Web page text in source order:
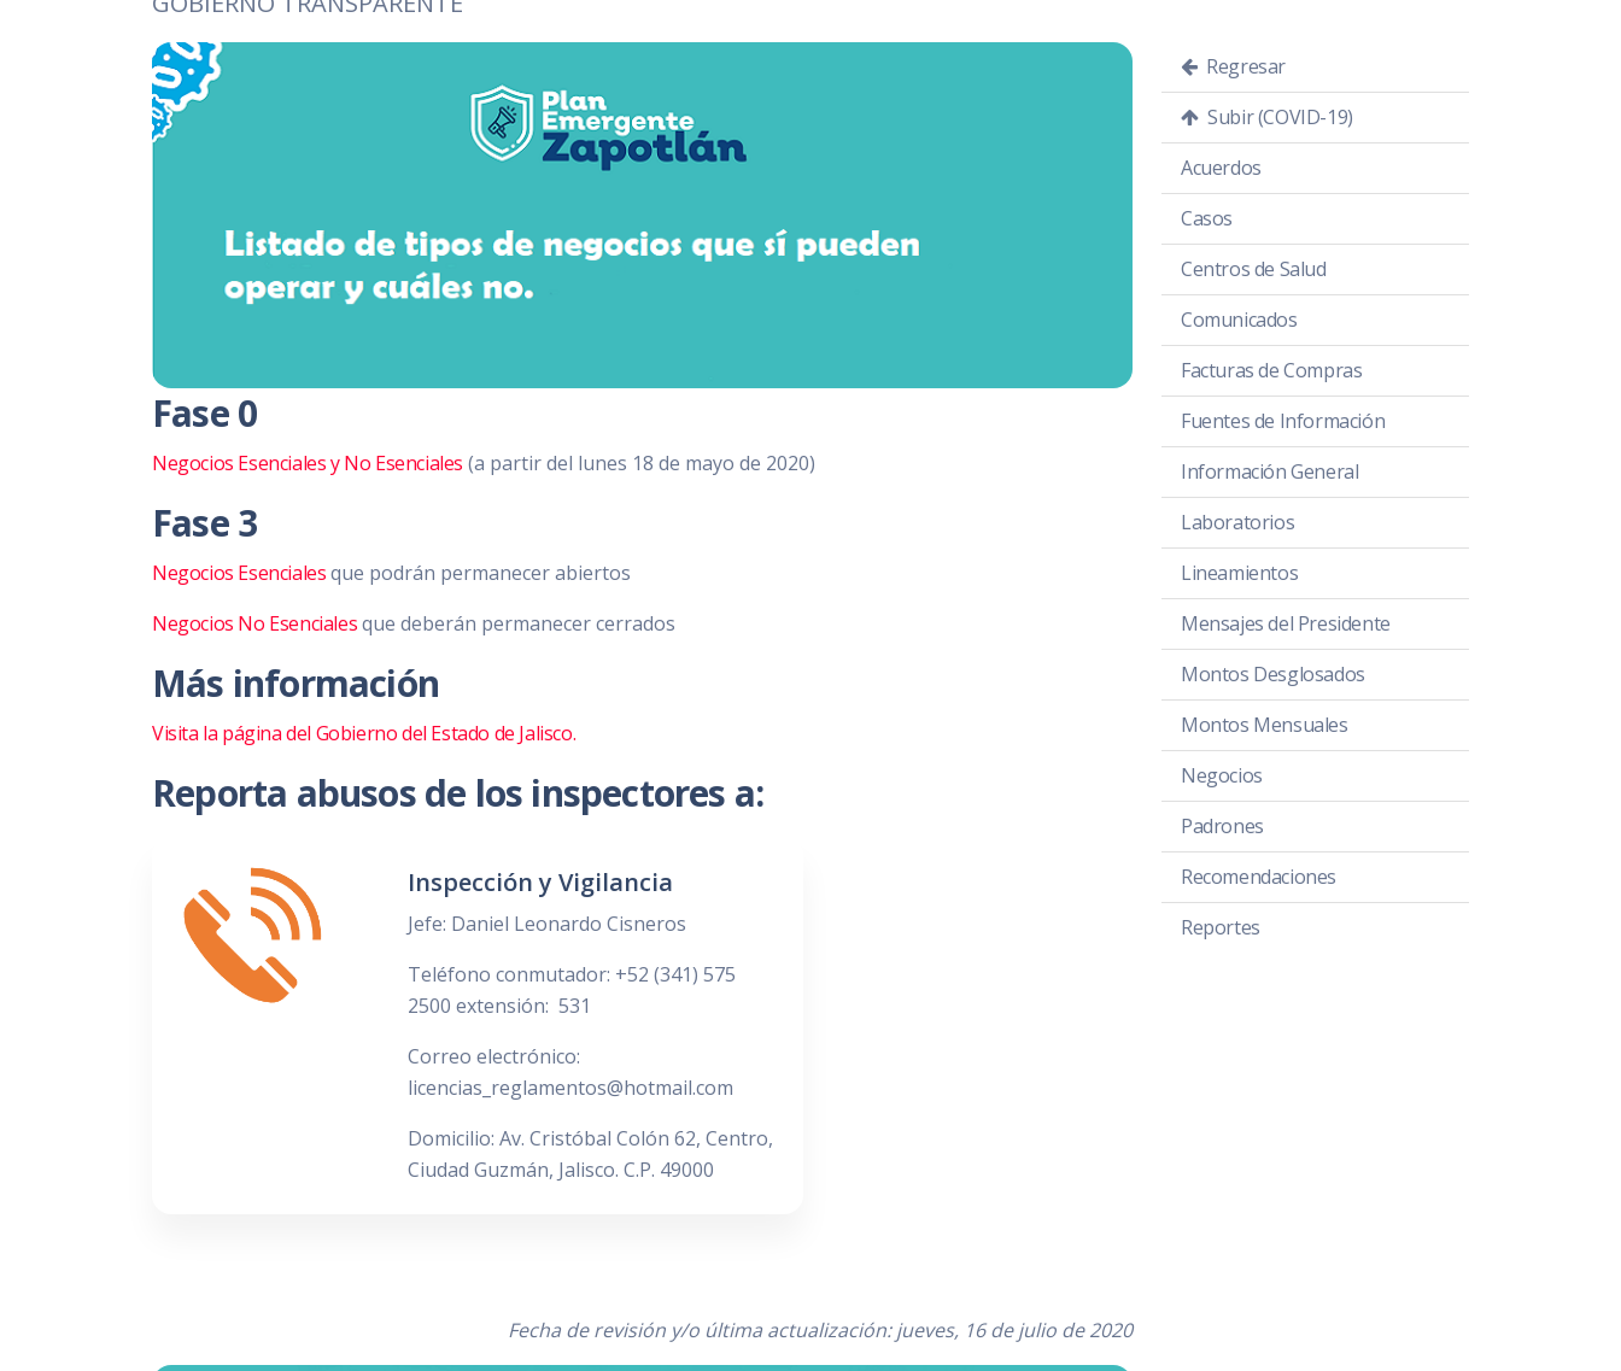
Fase 0
Negocios Esenciales y No Esenciales (a partir del lunes 18 de mayo de 2020)
Fase 3
Negocios Esencialesque podrán permanecer abiertos
Negocios No Esencialesque deberán permanecer cerrados
Más información
Visita la página del Gobierno del Estado de Jalisco.
Reporta abusos de los inspectores a:
Inspección y Vigilancia
Jefe: Daniel Leonardo Cisneros
Teléfono conmutador: +52 (341) 575
2500 extensión: 531
Correo electrónico:
licencias_reglamentos@hotmail.com
Domicilio: Av. Cristóbal Colón 62, Centro,
Ciudad Guzmán, Jalisco. C.P. 49000
Fecha de revisión y/o última actualización: jueves, 16 de julio de 2020
Regresar
Subir (COVID-19)
Acuerdos
Casos
Centros de Salud
Comunicados
Facturas de Compras
Fuentes de Información
Información General
Laboratorios
Lineamientos
Mensajes del Presidente
Montos Desglosados
Montos Mensuales
Negocios
Padrones
Recomendaciones
Reportes